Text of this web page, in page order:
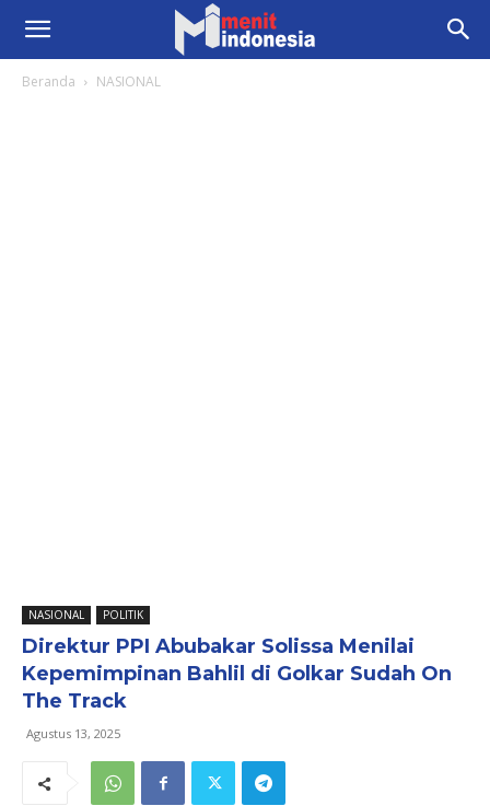
Beranda NASIONAL
NASIONAL POLITIK
Direktur PPI Abubakar Solissa Menilai
Kepemimpinan Bahlil di Golkar Sudah On
The Track
Agustus 13, 2025